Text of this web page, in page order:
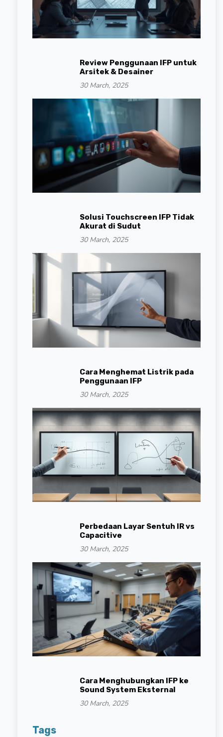
Review Penggunaan IFP untuk
Arsitek & Desainer
30 March, 2025
Solusi Touchscreen IFP Tidak
Akurat di Sudut
30 March, 2025
Cara Menghemat Listrik pada
Penggunaan IFP
30 March, 2025
Perbedaan Layar Sentuh IR vs
Capacitive
30 March, 2025
Cara Menghubungkan IFP ke
Sound System Eksternal
30 March, 2025
Tags